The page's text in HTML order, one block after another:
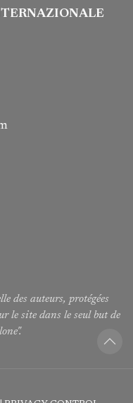
des auteurs, protégées
le site dans le seul but de